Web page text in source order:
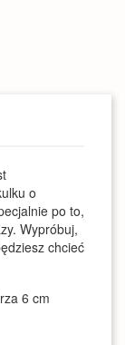
o
po to,
Wypróbuj,
chcieć
6 cm